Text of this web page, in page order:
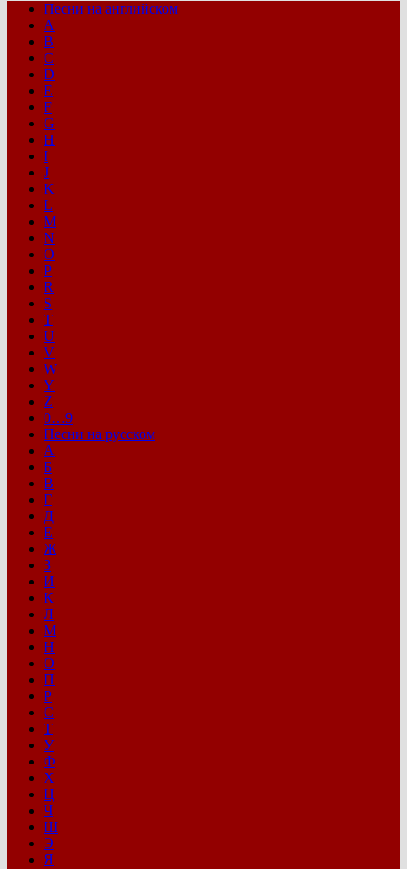
Песни на английском
A
B
C
D
E
F
G
H
I
J
K
L
M
N
O
P
R
S
T
U
V
W
Y
Z
0…9
Песни на русском
А
Б
В
Г
Д
Е
Ж
З
И
К
Л
М
Н
О
П
Р
С
Т
У
Ф
Х
Ц
Ч
Ш
Э
Я